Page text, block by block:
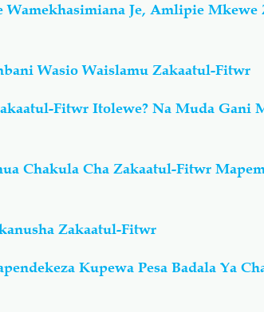
Je, Amlipie Mkewe
Wasio Waislamu Zakaatul-Fitwr
Fitwr Itolewe? Na Muda Gani
Chakula Cha Zakaatul-Fitwr
Zakaatul-Fitwr
Kupewa Pesa Badala Ya